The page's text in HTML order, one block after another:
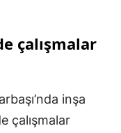
çalışmalar
inşa
çalışmalar